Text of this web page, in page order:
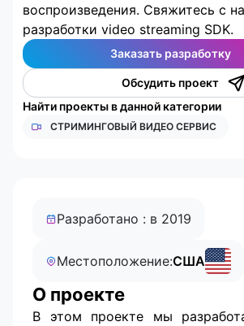
воспроизведения. Свяжитесь с
разработки video streaming SDK.
Заказать разработку
Обсудить проект
Найти проекты в данной категории
СТРИМИНГОВЫЙ ВИДЕО СЕРВИС
Разработано : в 2019
Местоположение:США
О проекте
В этом проекте мы